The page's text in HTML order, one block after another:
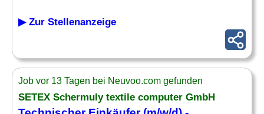
▶ Zur Stellenanzeige
Job vor 13 Tagen bei Neuvoo.com gefunden
SETEX Schermuly textile computer GmbH